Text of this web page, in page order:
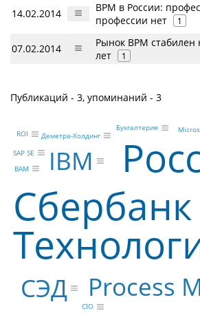
14.02.2014
BPM в России:
профессии нет
1
07.02.2014
Рынок BPM
лет
1
Публикаций - 3, упоминаний - 3
Сбербанк
IBM
СЭД Process
Деметра-Холдинг
SAP SE
BAM
CIO
ROI
Бухгалтерия